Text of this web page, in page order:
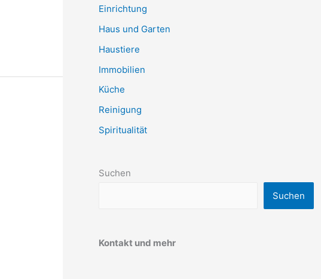
Einrichtung
Haus und Garten
Haustiere
Immobilien
Küche
Reinigung
Spiritualität
Suchen
Suchen
Kontakt und mehr